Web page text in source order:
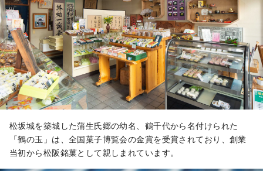
松坂城を築城した蒲生氏郷の幼名、鶴千代から名付けられた
「鶴の玉」は、全国菓子博覧会の金賞を受賞されており、創業
当初から松阪銘菓として親しまれています。